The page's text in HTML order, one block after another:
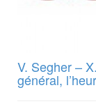
V. Segher –
général,